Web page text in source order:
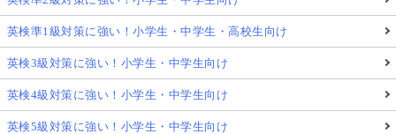
英検準1級対策に強い！小学生・中学生・高校生向け
英検3級対策に強い！小学生・中学生向け
英検4級対策に強い！小学生・中学生向け
英検5級対策に強い！小学生・中学生向け